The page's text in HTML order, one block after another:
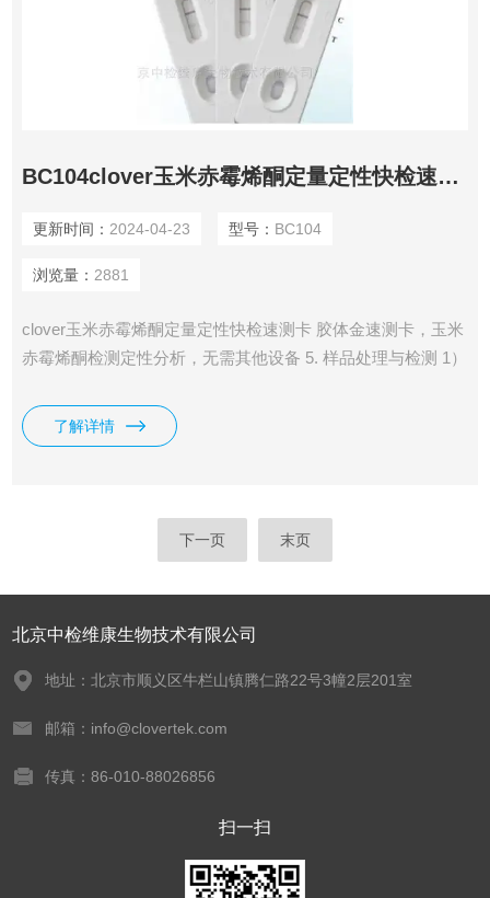
BC104clover玉米赤霉烯酮定量定性快检速测卡
更新时间： 2024-04-23 型号： BC104
浏览量： 2881
clover玉米赤霉烯酮定量定性快检速测卡 胶体金速测卡，玉米
赤霉烯酮检测定性分析，无需其他设备 5. 样品处理与检测 1）
15mL 70%甲醇水，置于旋转摇床上旋转振荡提取10分钟（或
用高速均质器均质1分钟，或用手剧烈振荡3分钟）后，用定性
了解详情
下一页 末页
北京中检维康生物技术有限公司
地址：北京市顺义区牛栏山镇腾仁路22号3幢2层201室
邮箱：info@clovertek.com
传真：86-010-88026856
扫一扫